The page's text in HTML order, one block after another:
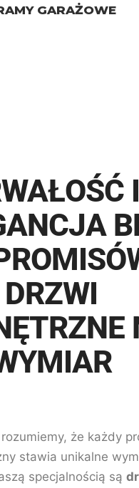
GARAŻOWE
I
DRZWI
że każdy
stawia unikalne
specjalnością są